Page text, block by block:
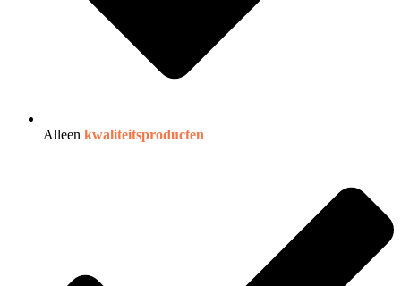
Alleen kwaliteitsproducten